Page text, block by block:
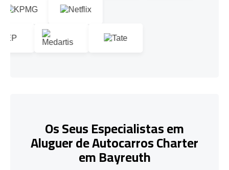
Os Seus Especialistas em
Aluguer de Autocarros Charter
em Bayreuth